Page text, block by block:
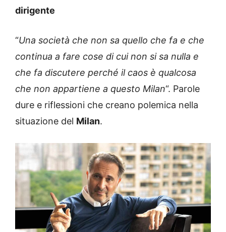
dirigente
“Una società che non sa quello che fa e che
continua a fare cose di cui non si sa nulla e
che fa discutere perché il caos è qualcosa
che non appartiene a questo Milan“. Parole
dure e riflessioni che creano polemica nella
situazione del Milan.